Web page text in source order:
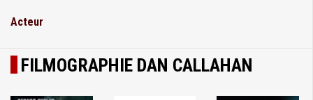
Acteur
FILMOGRAPHIE DAN CALLAHAN